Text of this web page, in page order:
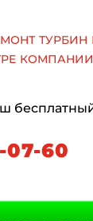
турбин
компании
07-60